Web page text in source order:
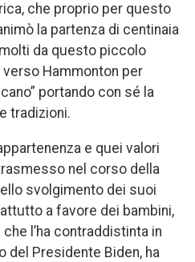
che proprio per questo
la partenza di centinaia
da questo piccolo
Hammonton per
portando con sé la
tradizioni.
e quei valori
nel corso della
svolgimento dei suoi
a favore dei bambini,
l’ha contraddistinta in
del Presidente Biden, ha